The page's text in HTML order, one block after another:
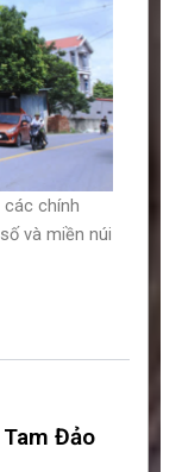
các chính
và miền núi
Đảo